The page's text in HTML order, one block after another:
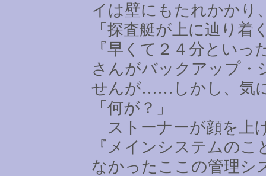
イは壁にもたれかかり
「探査艇が上に辿り
『早くて２４分とい
さんがバックアップ・
せんが…… しかし、気
「何が？」
ストーナーが顔を上
『メインシステムの
なかったここの管理シ